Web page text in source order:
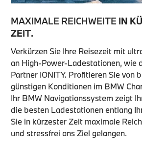
MAXIMALE REICHWEITE IN
ZEIT.
Verkürzen Sie Ihre Reisezeit mit
an High-Power-Ladestationen, wie
Partner IONITY. Profitieren Sie von
günstigen Konditionen im BMW
Ihr BMW Navigationssystem zeigt
die besten Ladestationen entlang
Sie in kürzester Zeit maximale
und stressfrei ans Ziel gelangen.